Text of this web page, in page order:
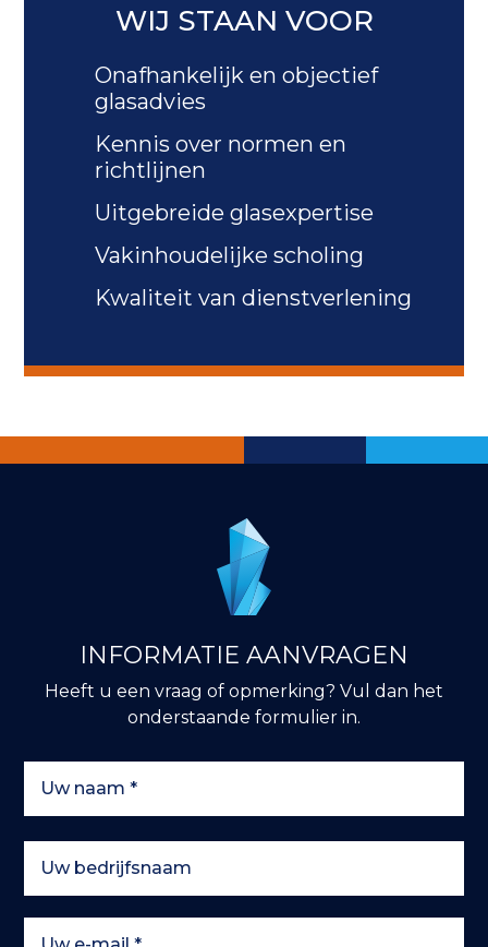
WIJ STAAN VOOR
Onafhankelijk en objectief
glasadvies
Kennis over normen en
richtlijnen
Uitgebreide glasexpertise
Vakinhoudelijke scholing
Kwaliteit van dienstverlening
INFORMATIE AANVRAGEN
Heeft u een vraag of opmerking? Vul dan het
onderstaande formulier in.